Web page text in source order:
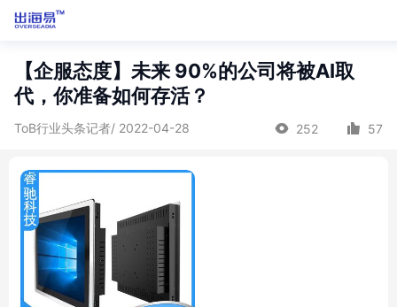
【企服态度】未来 90%的公司将被AI取
代，你准备如何存活？
ToB行业头条记者/ 2022-04-28 252 57